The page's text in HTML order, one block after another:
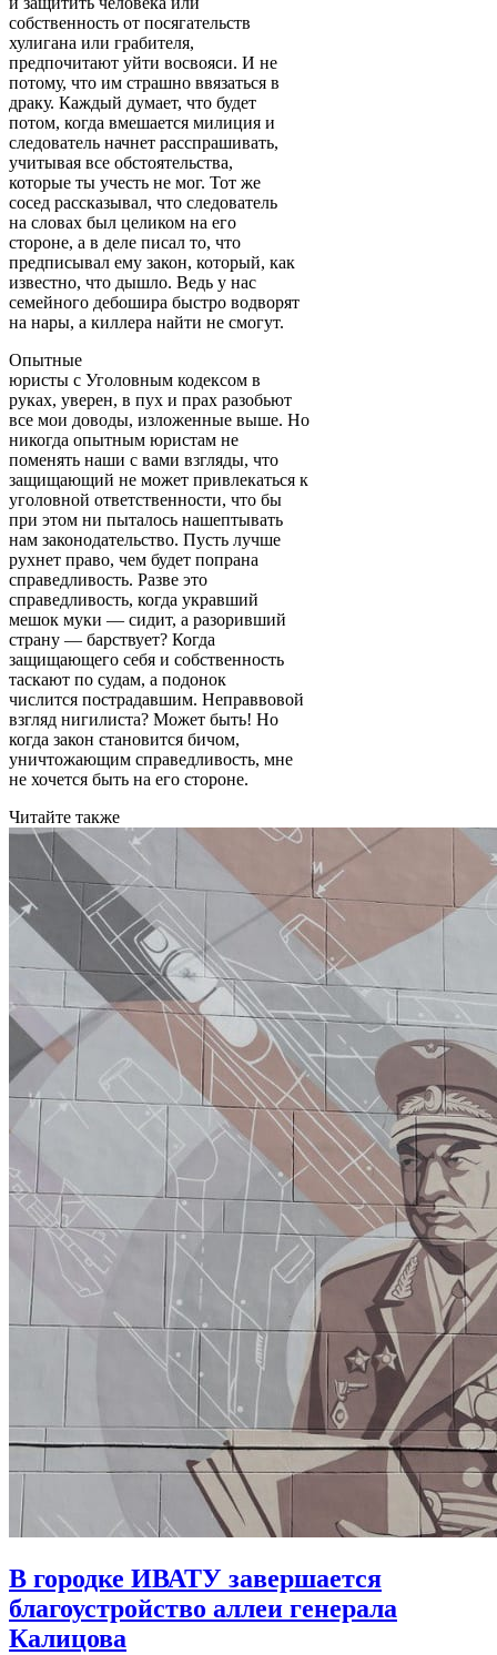
собственность от посягательств
хулигана или грабителя,
предпочитают уйти восвояси. И не
потому, что им страшно ввязаться в
драку. Каждый думает, что будет
потом, когда вмешается милиция и
следователь начнет расспрашивать,
учитывая все обстоятельства,
которые ты учесть не мог. Тот же
сосед рассказывал, что следователь
на словах был целиком на его
стороне, а в деле писал то, что
предписывал ему закон, который, как
известно, что дышло. Ведь у нас
семейного дебошира быстро водворят
на нары, а киллера найти не смогут.
Опытные
юристы с Уголовным кодексом в
руках, уверен, в пух и прах разобьют
все мои доводы, изложенные выше. Но
никогда опытным юристам не
поменять наши с вами взгляды, что
защищающий не может привлекаться к
уголовной ответственности, что бы
при этом ни пыталось нашептывать
нам законодательство. Пусть лучше
рухнет право, чем будет попрана
справедливость. Разве это
справедливость, когда укравший
мешок муки — сидит, а разоривший
страну — барствует? Когда
защищающего себя и собственность
таскают по судам, а подонок
числится пострадавшим. Неправвовой
взгляд нигилиста? Может быть! Но
когда закон становится бичом,
уничтожающим справедливость, мне
не хочется быть на его стороне.
Читайте также
В городке ИВАТУ завершается
благоустройство аллеи генерала
Калицова